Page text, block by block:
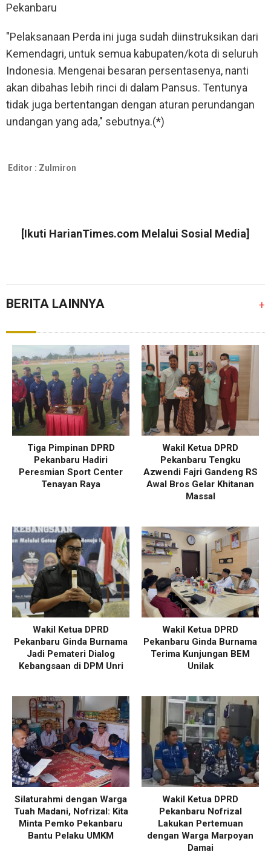
Pekanbaru
"Pelaksanaan Perda ini juga sudah diinstruksikan dari
Kemendagri, untuk semua kabupaten/kota di seluruh
Indonesia. Mengenai besaran persentasenya, nanti
akan dibahas lebih rinci di dalam Pansus. Tentunya
tidak juga bertentangan dengan aturan perundangan
undangan yang ada," sebutnya.(*)
Editor : Zulmiron
[Ikuti HarianTimes.com Melalui Sosial Media]
BERITA LAINNYA +
Tiga Pimpinan DPRD
Pekanbaru Hadiri
Peresmian Sport Center
Tenayan Raya
Wakil Ketua DPRD
Pekanbaru Tengku
Azwendi Fajri Gandeng RS
Awal Bros Gelar Khitanan
Massal
Wakil Ketua DPRD
Pekanbaru Ginda Burnama
Jadi Pemateri Dialog
Kebangsaan di DPM Unri
Wakil Ketua DPRD
Pekanbaru Ginda Burnama
Terima Kunjungan BEM
Unilak
Silaturahmi dengan Warga
Tuah Madani, Nofrizal: Kita
Minta Pemko Pekanbaru
Bantu Pelaku UMKM
Wakil Ketua DPRD
Pekanbaru Nofrizal
Lakukan Pertemuan
dengan Warga Marpoyan
Damai